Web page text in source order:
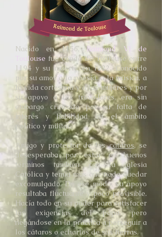
Nacido en 1156,Raimond VI de
Toulouse fue conde de Toulouse entre
1194 y su muerte en 1222. Conocido
por su amor a la poesía, a la música, a
la vida cortesana y a las mujeres y por
su apoyo a los trovadores, era sin
embargo criticado por su falta de
interés y habilidad en el ámbito
político y militar.
Amigo y protector de loscátaros, se
desesperaba por estar en buenos
términos también con la Iglesia
Católica y temía más que nada quedar
excomulgado. De ese modo, su apoyo
resultaba fluctuante y poco previsible.
Hacía todo en su poder para satisfacer
las exigencias del papa, pero
negándose en la práctica a perseguir a
los cátaros o echarlos de sus tierras.